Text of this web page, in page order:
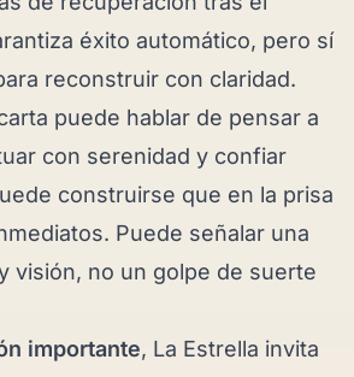
éxito automático, pero sí
reconstruir con claridad.
puede hablar de pensar a
con serenidad y confiar
construirse que en la prisa
Puede señalar una
visión, no un golpe de suerte
importante, La Estrella invita